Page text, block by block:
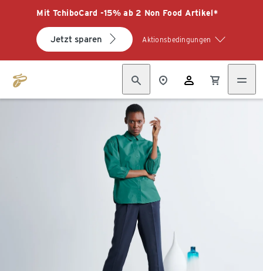
Mit TchiboCard -15% ab 2 Non Food Artikel*
Jetzt sparen Aktionsbedingungen